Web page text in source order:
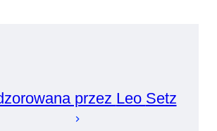
przez Leo Setz